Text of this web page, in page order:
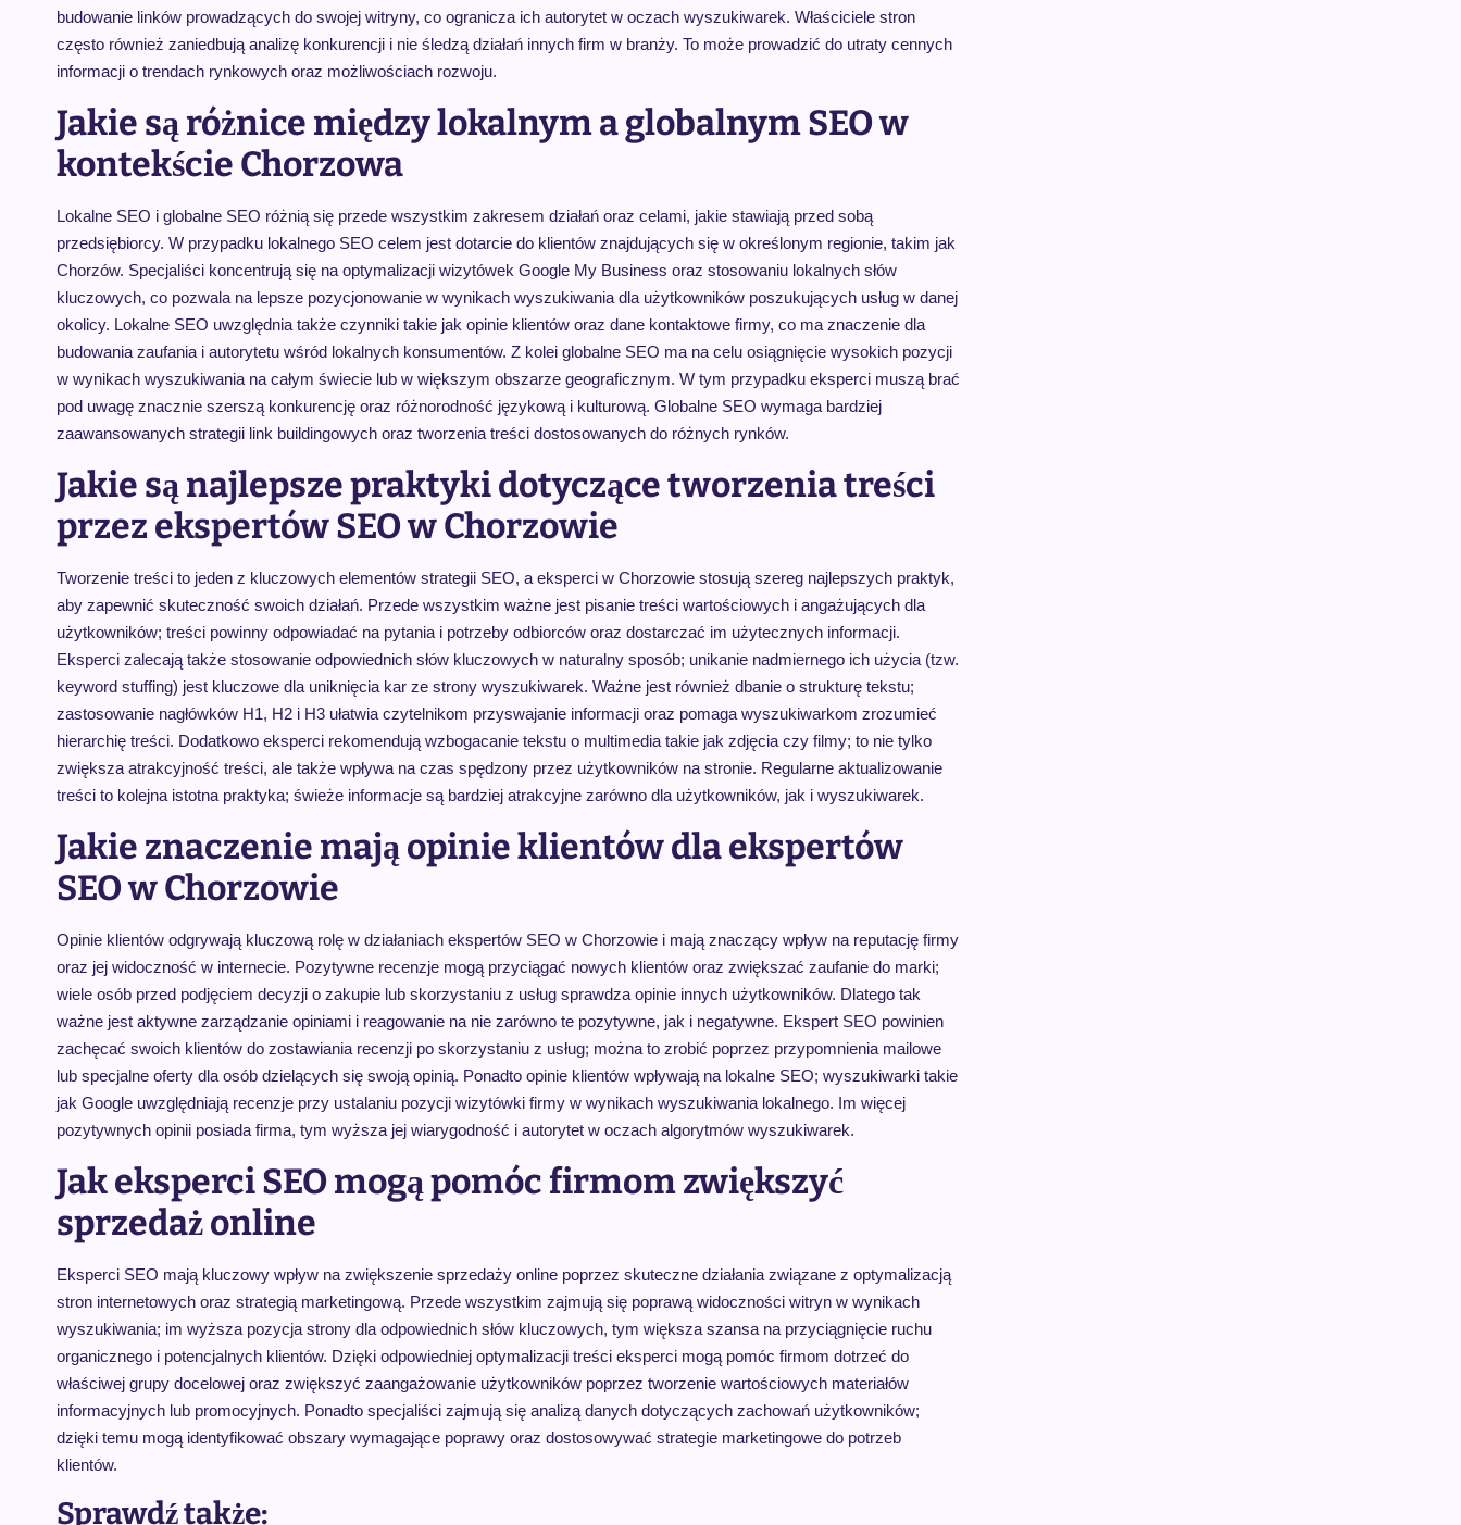
budowanie linków prowadzących do swojej witryny, co ogranicza ich autorytet w oczach wyszukiwarek. Właściciele stron
często również zaniedbują analizę konkurencji i nie śledzą działań innych firm w branży. To może prowadzić do utraty cennych
informacji o trendach rynkowych oraz możliwościach rozwoju.
Jakie są różnice między lokalnym a globalnym SEO w
kontekście Chorzowa
Lokalne SEO i globalne SEO różnią się przede wszystkim zakresem działań oraz celami, jakie stawiają przed sobą
przedsiębiorcy. W przypadku lokalnego SEO celem jest dotarcie do klientów znajdujących się w określonym regionie, takim jak
Chorzów. Specjaliści koncentrują się na optymalizacji wizytówek Google My Business oraz stosowaniu lokalnych słów
kluczowych, co pozwala na lepsze pozycjonowanie w wynikach wyszukiwania dla użytkowników poszukujących usług w danej
okolicy. Lokalne SEO uwzględnia także czynniki takie jak opinie klientów oraz dane kontaktowe firmy, co ma znaczenie dla
budowania zaufania i autorytetu wśród lokalnych konsumentów. Z kolei globalne SEO ma na celu osiągnięcie wysokich pozycji
w wynikach wyszukiwania na całym świecie lub w większym obszarze geograficznym. W tym przypadku eksperci muszą brać
pod uwagę znacznie szerszą konkurencję oraz różnorodność językową i kulturową. Globalne SEO wymaga bardziej
zaawansowanych strategii link buildingowych oraz tworzenia treści dostosowanych do różnych rynków.
Jakie są najlepsze praktyki dotyczące tworzenia treści
przez ekspertów SEO w Chorzowie
Tworzenie treści to jeden z kluczowych elementów strategii SEO, a eksperci w Chorzowie stosują szereg najlepszych praktyk,
aby zapewnić skuteczność swoich działań. Przede wszystkim ważne jest pisanie treści wartościowych i angażujących dla
użytkowników; treści powinny odpowiadać na pytania i potrzeby odbiorców oraz dostarczać im użytecznych informacji.
Eksperci zalecają także stosowanie odpowiednich słów kluczowych w naturalny sposób; unikanie nadmiernego ich użycia (tzw.
keyword stuffing) jest kluczowe dla uniknięcia kar ze strony wyszukiwarek. Ważne jest również dbanie o strukturę tekstu;
zastosowanie nagłówków H1, H2 i H3 ułatwia czytelnikom przyswajanie informacji oraz pomaga wyszukiwarkom zrozumieć
hierarchię treści. Dodatkowo eksperci rekomendują wzbogacanie tekstu o multimedia takie jak zdjęcia czy filmy; to nie tylko
zwiększa atrakcyjność treści, ale także wpływa na czas spędzony przez użytkowników na stronie. Regularne aktualizowanie
treści to kolejna istotna praktyka; świeże informacje są bardziej atrakcyjne zarówno dla użytkowników, jak i wyszukiwarek.
Jakie znaczenie mają opinie klientów dla ekspertów
SEO w Chorzowie
Opinie klientów odgrywają kluczową rolę w działaniach ekspertów SEO w Chorzowie i mają znaczący wpływ na reputację firmy
oraz jej widoczność w internecie. Pozytywne recenzje mogą przyciągać nowych klientów oraz zwiększać zaufanie do marki;
wiele osób przed podjęciem decyzji o zakupie lub skorzystaniu z usług sprawdza opinie innych użytkowników. Dlatego tak
ważne jest aktywne zarządzanie opiniami i reagowanie na nie zarówno te pozytywne, jak i negatywne. Ekspert SEO powinien
zachęcać swoich klientów do zostawiania recenzji po skorzystaniu z usług; można to zrobić poprzez przypomnienia mailowe
lub specjalne oferty dla osób dzielących się swoją opinią. Ponadto opinie klientów wpływają na lokalne SEO; wyszukiwarki takie
jak Google uwzględniają recenzje przy ustalaniu pozycji wizytówki firmy w wynikach wyszukiwania lokalnego. Im więcej
pozytywnych opinii posiada firma, tym wyższa jej wiarygodność i autorytet w oczach algorytmów wyszukiwarek.
Jak eksperci SEO mogą pomóc firmom zwiększyć
sprzedaż online
Eksperci SEO mają kluczowy wpływ na zwiększenie sprzedaży online poprzez skuteczne działania związane z optymalizacją
stron internetowych oraz strategią marketingową. Przede wszystkim zajmują się poprawą widoczności witryn w wynikach
wyszukiwania; im wyższa pozycja strony dla odpowiednich słów kluczowych, tym większa szansa na przyciągnięcie ruchu
organicznego i potencjalnych klientów. Dzięki odpowiedniej optymalizacji treści eksperci mogą pomóc firmom dotrzeć do
właściwej grupy docelowej oraz zwiększyć zaangażowanie użytkowników poprzez tworzenie wartościowych materiałów
informacyjnych lub promocyjnych. Ponadto specjaliści zajmują się analizą danych dotyczących zachowań użytkowników;
dzięki temu mogą identyfikować obszary wymagające poprawy oraz dostosowywać strategie marketingowe do potrzeb
klientów.
Sprawdź także: